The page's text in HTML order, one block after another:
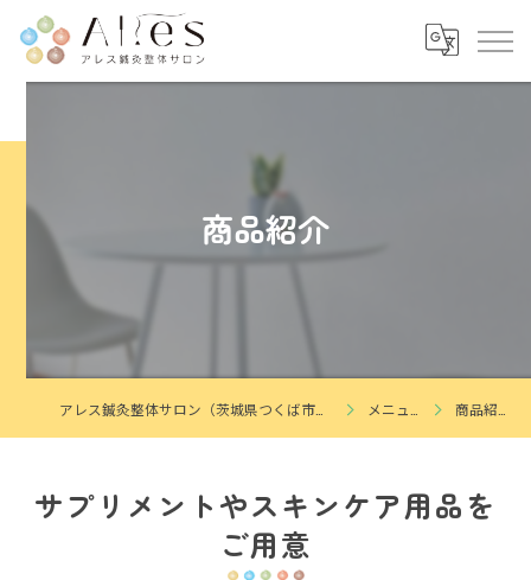
商品紹介
メニュー 商品紹介
サプリメントやスキンケア用品を
ご用意